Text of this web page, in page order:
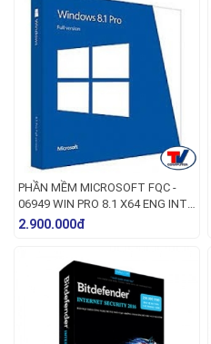
PHẦN MỀM MICROSOFT FQC -
06949 WIN PRO 8.1 X64 ENG INTL
1PK DSP OEI DVD
2.900.000đ